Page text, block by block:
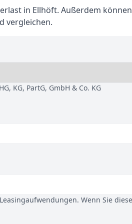
in Ellhöft. Außerdem
vergleichen.
KG, PartG, GmbH & Co. KG
Wenn Sie